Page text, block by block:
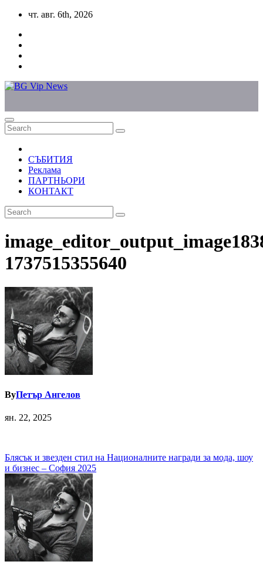
Skip
content
чт. авг. 6th, 2026
СЪБИТИЯ
Реклама
ПАРТНЬОРИ
КОНТАКТ
1737515355640
ByПетър Ангелов
ян. 22, 2025
Навигация
Блясък и звезден стил на Националните награди за мода, шоу
и бизнес – София 2025